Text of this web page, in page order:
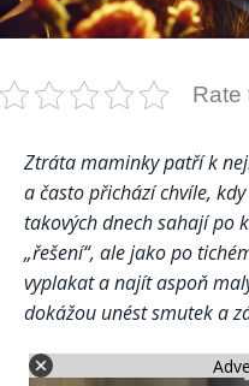
Rate
Ztráta maminky patří k
a často přichází chvíle,
takových dnech sahají po
„řešení“, ale jako po
vyplakat a najít aspoň
dokážou unést smutek a